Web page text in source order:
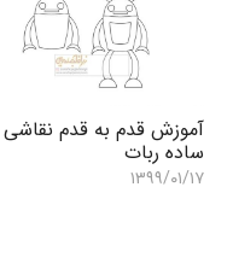
آموزش قدم به قدم نقاشی
ساده ربات
۱۳۹۹/۰۱/۱۷